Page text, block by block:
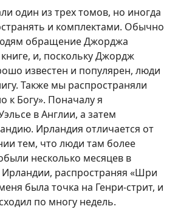
один из трех томов, но иногда
и комплектами. Обычно
обращение Джорджа
и, поскольку Джордж
известен и популярен, люди
Также мы распространяли
к Богу». Поначалу я
в Англии, а затем
Ирландия отличается от
тем, что люди там более
несколько месяцев в
распространяя «Шри
была точка на Генри-стрит, и
по многу недель.